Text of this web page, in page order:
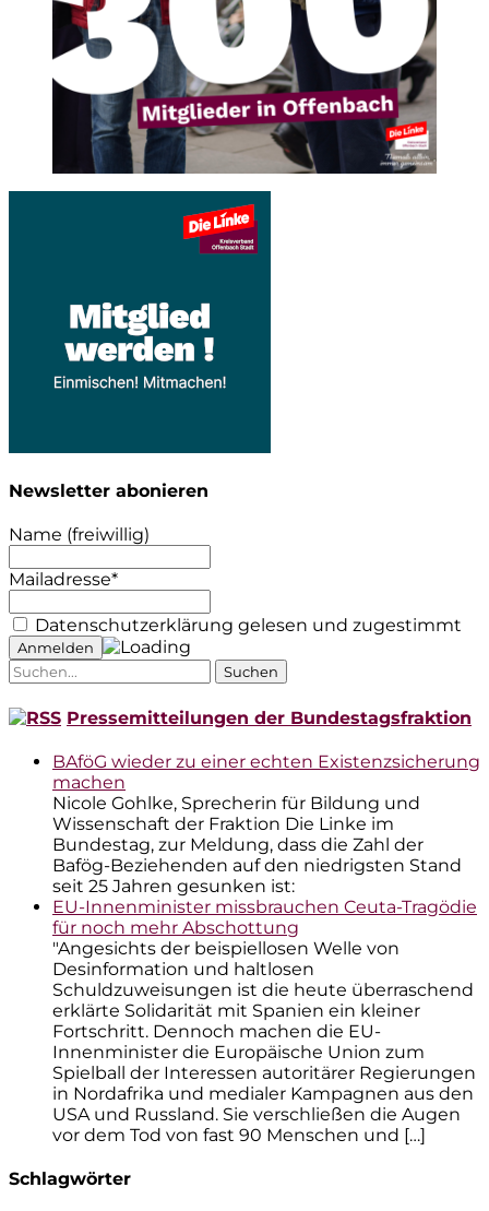
Newsletter abonieren
Name (freiwillig)
Mailadresse*
Datenschutzerklärung gelesen und zugestimmt
Suche
nach:
Pressemitteilungen der Bundestagsfraktion
BAföG wieder zu einer echten Existenzsicherung
machen
Nicole Gohlke, Sprecherin für Bildung und
Wissenschaft der Fraktion Die Linke im
Bundestag, zur Meldung, dass die Zahl der
Bafög-Beziehenden auf den niedrigsten Stand
seit 25 Jahren gesunken ist:
EU-Innenminister missbrauchen Ceuta-Tragödie
für noch mehr Abschottung
"Angesichts der beispiellosen Welle von
Desinformation und haltlosen
Schuldzuweisungen ist die heute überraschend
erklärte Solidarität mit Spanien ein kleiner
Fortschritt. Dennoch machen die EU-
Innenminister die Europäische Union zum
Spielball der Interessen autoritärer Regierungen
in Nordafrika und medialer Kampagnen aus den
USA und Russland. Sie verschließen die Augen
vor dem Tod von fast 90 Menschen und […]
Schlagwörter